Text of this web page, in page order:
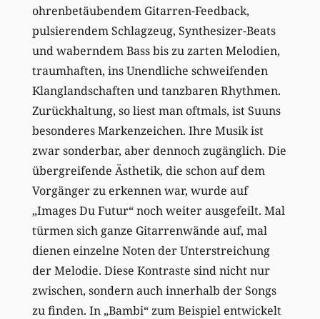
ohrenbetäubendem Gitarren-Feedback,
pulsierendem Schlagzeug, Synthesizer-Beats
und waberndem Bass bis zu zarten Melodien,
traumhaften, ins Unendliche schweifenden
Klanglandschaften und tanzbaren Rhythmen.
Zurückhaltung, so liest man oftmals, ist Suuns
besonderes Markenzeichen. Ihre Musik ist
zwar sonderbar, aber dennoch zugänglich. Die
übergreifende Ästhetik, die schon auf dem
Vorgänger zu erkennen war, wurde auf
„Images Du Futur“ noch weiter ausgefeilt. Mal
türmen sich ganze Gitarrenwände auf, mal
dienen einzelne Noten der Unterstreichung
der Melodie. Diese Kontraste sind nicht nur
zwischen, sondern auch innerhalb der Songs
zu finden. In „Bambi“ zum Beispiel entwickelt